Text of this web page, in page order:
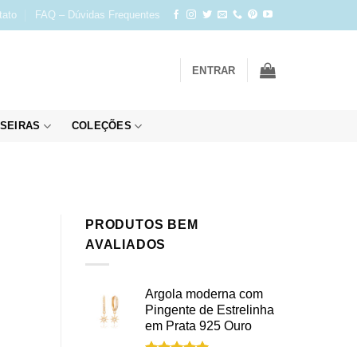
FAQ – Dúvidas Frequentes
ENTRAR
COLEÇÕES
PRODUTOS BEM
AVALIADOS
Argola moderna com
Pingente de Estrelinha
em Prata 925 Ouro